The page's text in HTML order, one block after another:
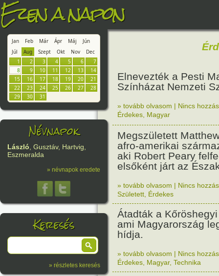
Ezen a napon
Jan Feb Már Ápr Máj
Jún
Júl
Aug Szept Okt Nov
Dec
1
2 3 4 5 6
7
8
9 10 11 12 13
14
15
16 17 18 19 20
21
22
23 24 25 26 27
28
29
30 31
Névnapok
László, Gusztáv, Hartvig,
Eszmeralda
» névnapok eredete
Keresés
» részletes keresés
Elnevezték a Pesti
Színházat Nemzeti
» tovább olvasom | Nincs
Érdekes Magyar
Megszületett
afro-amerikai
aki Robert Peary
elsőként járt az
» tovább olvasom | Nincs
Született Érdekes
Átadták a
ami Magyarország
hídja.
» tovább olvasom | Nincs
Érdekes Magyar, Technika